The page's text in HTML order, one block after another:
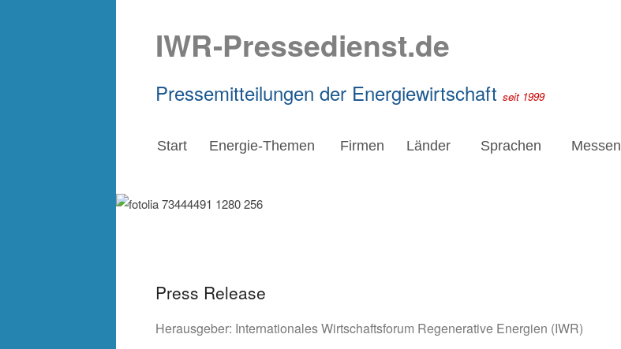
IWR-Pressedienst.de
Pressemitteilungen der Energiewirtschaft seit 1999
Start Energie-Themen Firmen Länder Sprachen Messen
Press Release
Herausgeber: Internationales Wirtschaftsforum Regenerative Energien (IWR)